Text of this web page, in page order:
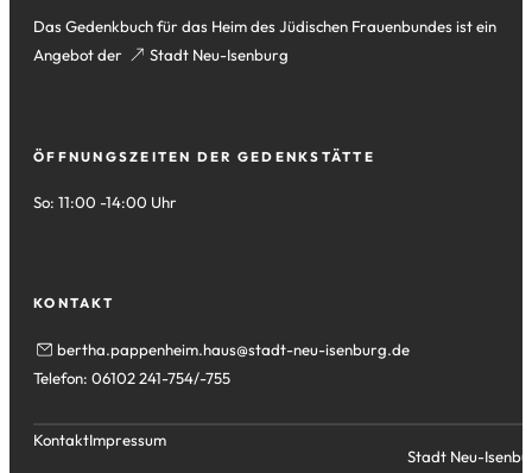
Das Gedenkbuch für das Heim des Jüdischen Frauenbundes ist ein
Angebot der
Stadt Neu-Isenburg
(Öffnet
Tab)
ÖFFNUNGSZEITEN DER GEDENKSTÄTTE
So: 11:00 -14:00 Uhr
KONTAKT
bertha.pappenheim.haus stadt-neu-isenburg de
Telefon: 06102 241-754/-755
KontaktImpressum
Stadt Neu-